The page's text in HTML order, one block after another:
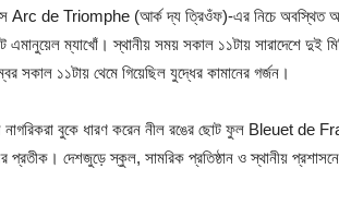
Arc de Triomphe (আর্ক দ্য ত্রিওঁফ)-এর নিচে অবস্থিত
এমানুয়েল ম্যাখোঁ। স্থানীয় সময় সকাল ১১টায় সারাদেশে দুই
সকাল ১১টায় থেমে গিয়েছিল যুদ্ধের কামানের গর্জন।
নাগরিকরা বুকে ধারণ করেন নীল রঙের ছোট ফুল Bleuet de
প্রতীক। দেশজুড়ে স্কুল, সামরিক প্রতিষ্ঠান ও স্থানীয়